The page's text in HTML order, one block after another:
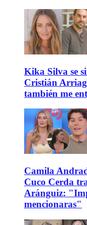
Kika Silva se
Cristián
también me
Camila
Cuco Cerda
Aránguiz:
mencionaras"